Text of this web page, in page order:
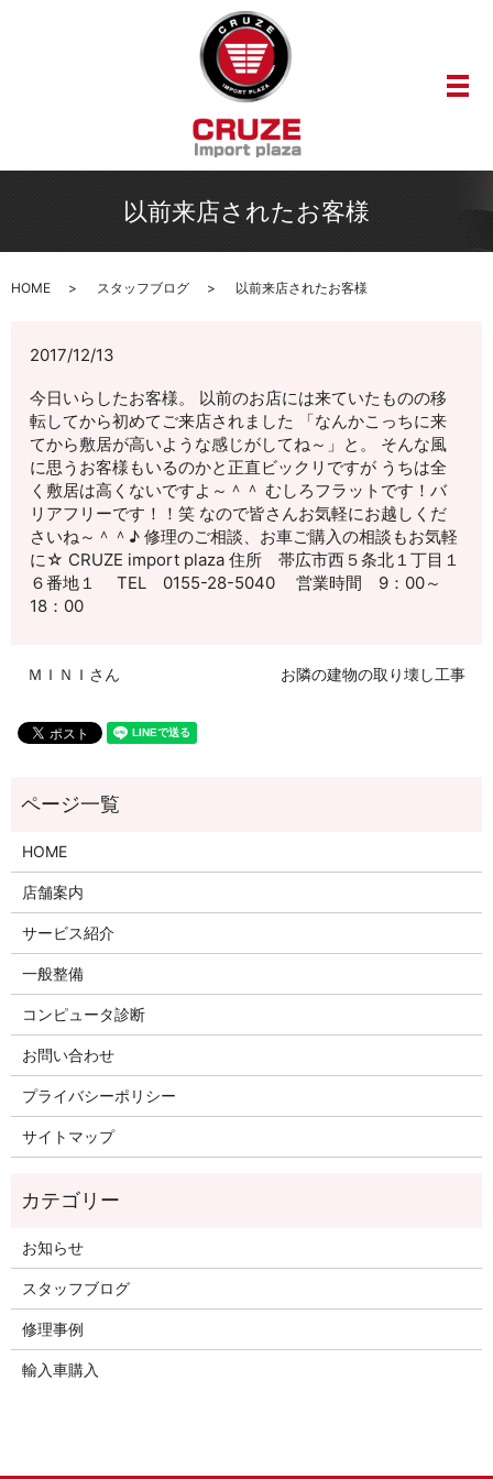
メ
以前来店されたお客様
HOME スタッフブログ 以前来店されたお客様
2017/12/13
今日いらしたお客様。 以前のお店には来ていたものの移
転してから初めてご来店されました 「なんかこっちに来
てから敷居が高いような感じがしてね～」と。 そんな風
に思うお客様もいるのかと正直ビックリですが うちは全
く敷居は高くないですよ～＾＾ むしろフラットです！バ
リアフリーです！！笑 なので皆さんお気軽にお越しくだ
さいね～＾＾♪ 修理のご相談、お車ご購入の相談もお気軽
に☆ CRUZE import plaza 住所 帯広市西５条北１丁目１
６番地１ TEL 0155-28-5040 営業時間 9：00～
18：00
ＭＩＮＩさん お隣の建物の取り壊し工事
HOME
店舗案内
サービス紹介
一般整備
コンピュータ診断
お問い合わせ
プライバシーポリシー
サイトマップ
お知らせ
スタッフブログ
修理事例
輸入車購入